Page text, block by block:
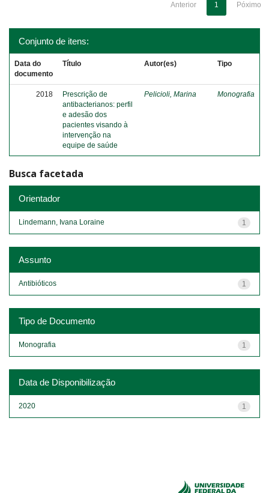
Anterior 1 Póximo
Conjunto de itens:
Data do
documento
Título Autor(es) Tipo
2018
Prescrição de
antibacterianos: perfil
e adesão dos
pacientes visando à
intervenção na
equipe de saúde
Pelicioli, Marina Monografia
Busca facetada
Orientador
1
Lindemann, Ivana Loraine
Assunto
1
Antibióticos
Tipo de Documento
1
Monografia
Data de Disponibilização
1
2020